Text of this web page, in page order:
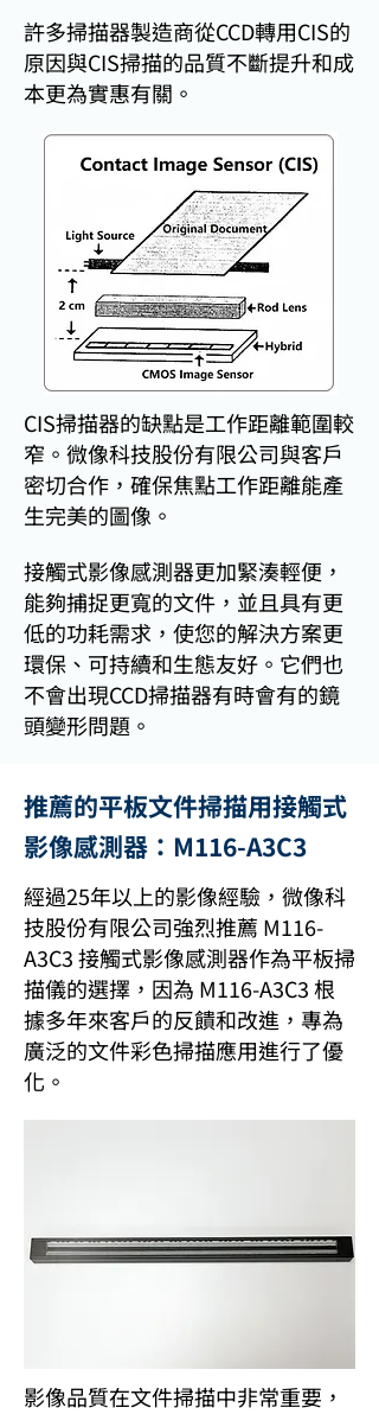
許多掃描器製造商從CCD轉用CIS的
原因與CIS掃描的品質不斷提升和成
本更為實惠有關。
CIS掃描器的缺點是工作距離範圍較
窄。微像科技股份有限公司與客戶
密切合作，確保焦點工作距離能產
生完美的圖像。
接觸式影像感測器更加緊湊輕便，
能夠捕捉更寬的文件，並且具有更
低的功耗需求，使您的解決方案更
環保、可持續和生態友好。它們也
不會出現CCD掃描器有時會有的鏡
頭變形問題。
推薦的平板文件掃描用接觸式
影像感測器：M116-A3C3
經過25年以上的影像經驗，微像科
技股份有限公司強烈推薦 M116-
A3C3 接觸式影像感測器作為平板掃
描儀的選擇，因為 M116-A3C3 根
據多年來客戶的反饋和改進，專為
廣泛的文件彩色掃描應用進行了優
化。
影像品質在文件掃描中非常重要，